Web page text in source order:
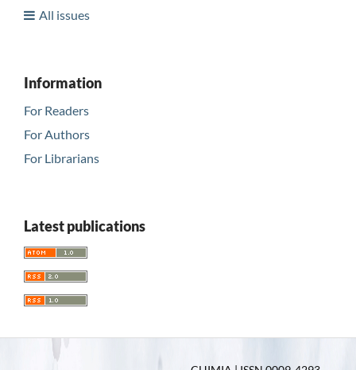
All issues
Information
For Readers
For Authors
For Librarians
Latest publications